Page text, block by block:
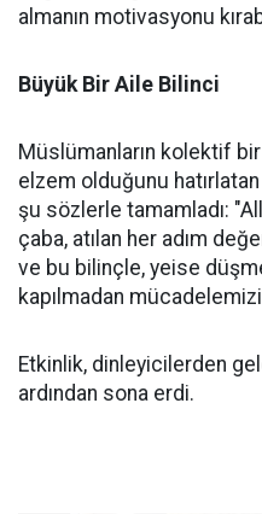
almanın motivasyonu
Büyük Bir Aile Bilinci
Müslümanların kolektif
elzem olduğunu hatırlatan
şu sözlerle tamamladı:
çaba, atılan her adım
ve bu bilinçle, yeise
kapılmadan
Etkinlik, dinleyicilerden
ardından sona erdi.